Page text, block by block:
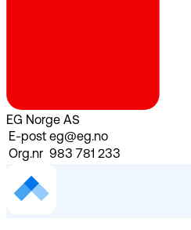
EG Norge AS
E-post eg@eg.no
Org.nr 983 781 233